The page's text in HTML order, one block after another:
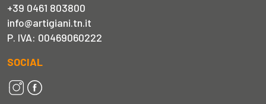
+39 0461 803800
info@artigiani.tn.it
P. IVA: 00469060222
SOCIAL